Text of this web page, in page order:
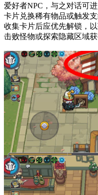
爱好者NPC，与之对话可
卡片兑换稀有物品或触发
收集卡片后应优先解锁，
击败怪物或探索隐藏区域